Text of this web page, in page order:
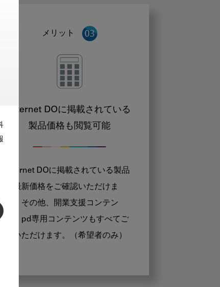
メリット
Internet DOに掲載されている
製品価格も閲覧可能
Internet DOに掲載されている製品
の最新価格をご確認いただけま
す。その他、開業支援コンテン
ツ、pd専用コンテンツもすべてご
覧いただけます。（希望者のみ）